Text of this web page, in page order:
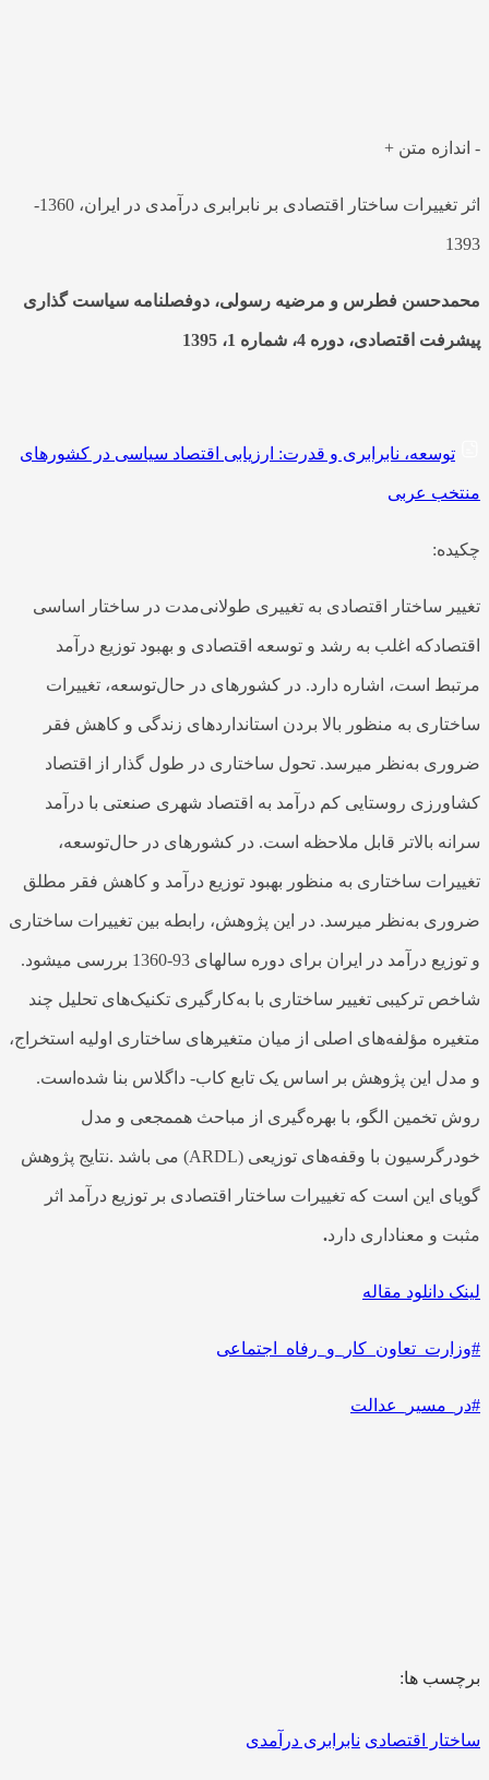
- اندازه متن +
اثر تغییرات ساختار اقتصادی بر نابرابری درآمدی در ایران، 1360-
1393
محمدحسن فطرس و مرضیه رسولی، دوفصلنامه سیاست گذاری
پیشرفت اقتصادی، دوره 4، شماره 1، 1395
توسعه، نابرابری و قدرت: ارزیابی اقتصاد سیاسی در کشورهای
منتخب عربی
چکیده:
تغییر ساختار اقتصادی به تغییری طولانی‌مدت در ساختار اساسی
اقتصادکه اغلب به رشد و توسعه اقتصادی و بهبود توزیع درآمد
مرتبط است، اشاره دارد. در کشور‌های در حال‌توسعه، تغییرات
ساختاری به منظور بالا بردن استانداردهای زندگی و کاهش فقر
ضروری به‌نظر می­رسد. تحول ساختاری در طول گذار از اقتصاد
کشاورزی روستایی کم درآمد به اقتصاد شهری صنعتی با درآمد
سرانه بالاتر قابل ملاحظه است. در کشور‌های در حال‌توسعه،
تغییرات ساختاری به منظور بهبود توزیع درآمد و کاهش فقر مطلق
ضروری به‌نظر می­رسد. در این پژوهش، رابطه بین تغییرات ساختاری
و توزیع درآمد در ایران برای دوره سالهای 93-1360 بررسی می­شود.
شاخص ترکیبی تغییر ساختاری با به‌کارگیری تکنیک‌های تحلیل چند
متغیره مؤلفه‌های اصلی از میان متغیرهای ساختاری اولیه استخراج‌،
و مدل این پژوهش بر اساس یک تابع کاب- داگلاس بنا ‌شده‌است.
روش تخمین الگو، با بهره‌گیری از مباحث هممجعی و مدل
خودرگرسیون با وقفه‌های توزیعی (ARDL) می باشد .نتایج پژوهش
گویای این است که تغییرات ساختار اقتصادی بر توزیع درآمد اثر
مثبت و معناداری دارد.
لینک دانلود مقاله
#وزارت_تعاون_کار_و_رفاه_اجتماعی
#در_مسیر_عدالت
برچسب ها:
ساختار اقتصادی نابرابری درآمدی